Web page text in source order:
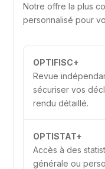
Notre offre la plus
personnalisé pour
OPTIFISC+
Revue
sécuriser vos
rendu détaillé.
OPTISTAT+
Accès à des
générale ou